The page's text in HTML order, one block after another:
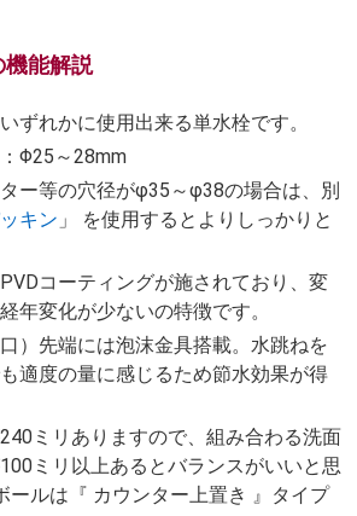
機能解説
ずれかに使用出来る単水栓です。
Φ25～28mm
ー等の穴径がφ35～φ38の場合は、別
キン 」 を使用するとよりしっかりと
コーティングが施されており、変
年変化が少ないの特徴です。
）先端には泡沫金具搭載。水跳ねを
適度の量に感じるため節水効果が得
ミリありますので、組み合わる洗面
ミリ以上あるとバランスがいいと思
ールは『 カウンター上置き 』タイプ